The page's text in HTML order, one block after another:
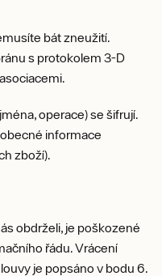
bát zneužití.
s protokolem 3-D
operace) se šifrují.
informace
zboží).
obdrželi, je poškozené
řádu. Vrácení
je popsáno v bodu 6.